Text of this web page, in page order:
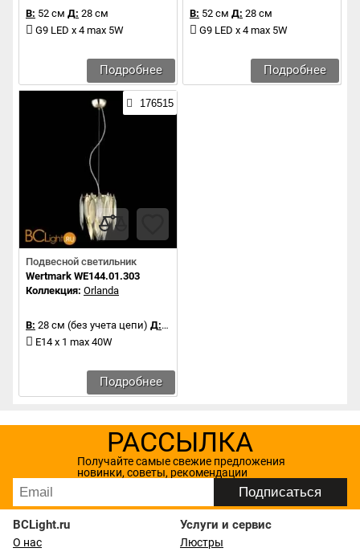
В: 52 см Д: 28 см
G9 LED x 4 max 5W
Подробнее
В: 52 см Д: 28 см
G9 LED x 4 max 5W
Подробнее
176515
Подвесной светильник
Wertmark WE144.01.303
Коллекция: Orlanda
В: 28 см (без учета цепи) Д:20 см
E14 x 1 max 40W
Подробнее
РАССЫЛКА
Получайте самые свежие предложения
новинки, советы, рекомендации
BCLight.ru
О нас
Услуги и сервис
Люстры